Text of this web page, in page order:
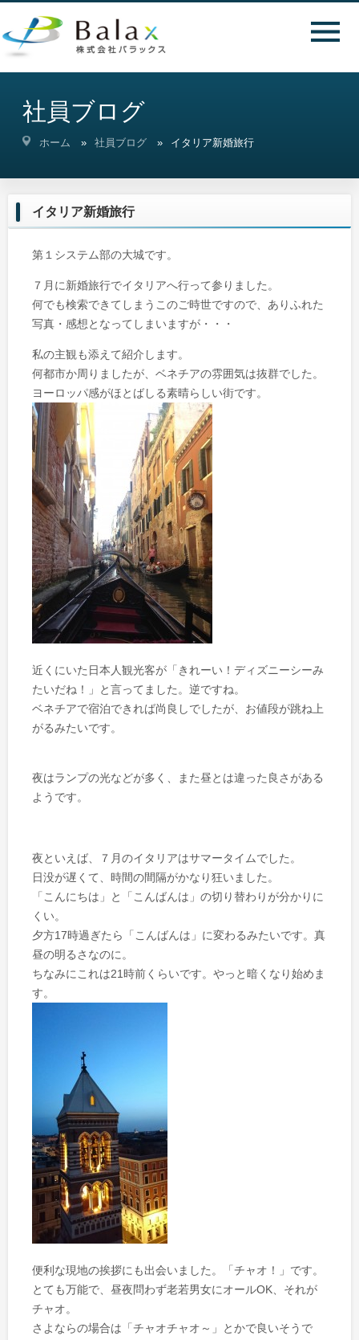
社員ブログ
ホーム 社員ブログ イタリア新婚旅行
イタリア新婚旅行
第１システム部の大城です。
７月に新婚旅行でイタリアへ行って参りました。
何でも検索できてしまうこのご時世ですので、ありふれた
写真・感想となってしまいますが・・・
私の主観も添えて紹介します。
何都市か周りましたが、ベネチアの雰囲気は抜群でした。
ヨーロッパ感がほとばしる素晴らしい街です。
近くにいた日本人観光客が「きれーい！ディズニーシーみ
たいだね！」と言ってました。逆ですね。
ベネチアで宿泊できれば尚良しでしたが、お値段が跳ね上
がるみたいです。
夜はランプの光などが多く、また昼とは違った良さがある
ようです。
夜といえば、７月のイタリアはサマータイムでした。
日没が遅くて、時間の間隔がかなり狂いました。
「こんにちは」と「こんばんは」の切り替わりが分かりに
くい。
夕方17時過ぎたら「こんばんは」に変わるみたいです。真
昼の明るさなのに。
ちなみにこれは21時前くらいです。やっと暗くなり始めま
す。
便利な現地の挨拶にも出会いました。「チャオ！」です。
とても万能で、昼夜問わず老若男女にオールOK、それが
チャオ。
さよならの場合は「チャオチャオ～」とかで良いそうで